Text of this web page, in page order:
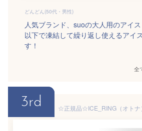
どんどん(50代・男性)
人気ブランド、suoの大人用のアイ
以下で凍結して繰り返し使えるアイ
す！
全
3rd